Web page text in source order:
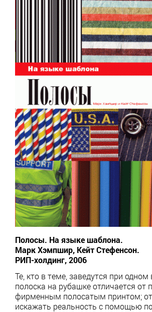
Полосы. На языке шаблона.
Марк Хэмпшир, Кейт Стефенсон.
РИП-холдинг, 2006
Те, кто в теме, заведутся при
полоска на рубашке отличается
фирменным полосатым принтом;
искажать реальность с помощью